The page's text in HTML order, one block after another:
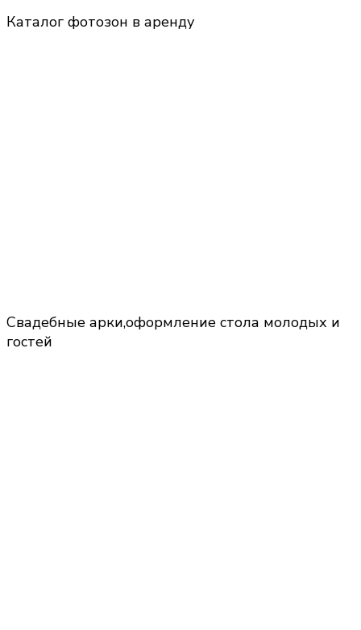
Каталог фотозон в аренду
Свадебные арки,оформление стола молодых и
гостей